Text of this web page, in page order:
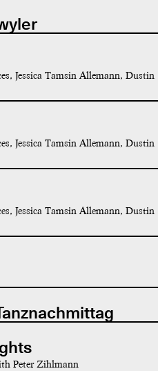
Jessica Tamsin Allemann, Dustin
Jessica Tamsin Allemann, Dustin
Jessica Tamsin Allemann, Dustin
Peter Zihlmann